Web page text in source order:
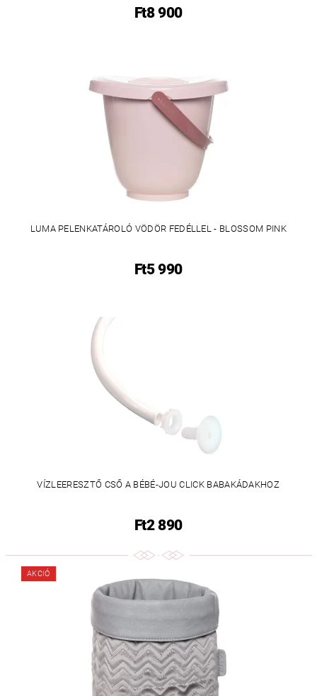
Ft8 900
LUMA PELENKATÁROLÓ VÖDÖR FEDÉLLEL - BLOSSOM PINK
Ft5 990
VÍZLEERESZTŐ CSŐ A BÉBÉ-JOU CLICK BABAKÁDAKHOZ
Ft2 890
AKCIÓ